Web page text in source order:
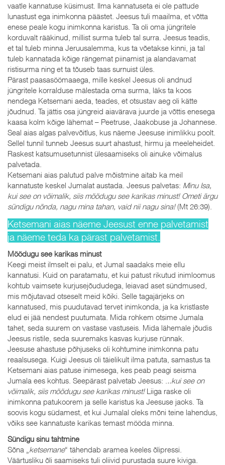
vaatle kannatuse küsimust. Ilma kannatuseta ei ole pattude
lunastust ega inimkonna päästet. Jeesus tuli maailma, et võtta
enese peale kogu inimkonna karistus. Ta oli oma jüngritele
korduvalt rääkinud, millist surma tuleb tal surra. Jeesus teadis,
et tal tuleb minna Jeruusalemma, kus ta võetakse kinni, ja tal
tuleb kannatada kõige rängemat piinamist ja alandavamat
ristisurma ning et ta tõuseb taas surnuist üles.
Pärast paasasöömaaega, mille keskel Jeesus oli andnud
jüngritele korralduse mälestada oma surma, läks ta koos
nendega Ketsemani aeda, teades, et otsustav aeg oli kätte
jõudnud. Ta jättis osa jüngreid aiavärava juurde ja võttis enesega
kaasa kolm kõige lähemat – Peetruse, Jaakobuse ja Johannese.
Seal aias algas palvevõitlus, kus näeme Jeesuse inimlikku poolt.
Sellel tunnil tunneb Jeesus suurt ahastust, hirmu ja meeleheidet.
Raskest katsumusetunnist ülesaamiseks oli ainuke võimalus
palvetada.
Ketsemani aias palutud palve mõistmine aitab ka meil
kannatuste keskel Jumalat austada. Jeesus palvetas: Minu Isa,
kui see on võimalik, siis möödugu see karikas minust! Ometi ärgu
sündigu nõnda, nagu mina tahan, vaid nii nagu sina!(Mt 26:39).
Ketsemani aias näeme Jeesust enne palvetamist
ja näeme teda ka pärast palvetamist.
Möödugu see karikas minust
Keegi meist ilmselt ei palu, et Jumal saadaks meie ellu
kannatusi. Kuid on paratamatu, et kui patust rikutud inimloomus
kohtub vaimsete kurjusejõududega, leiavad aset sündmused,
mis mõjutavad otseselt meid kõiki. Selle tagajärjeks on
kannatused, mis puudutavad tervet inimkonda, ja ka kristlaste
elud ei jää nendest puutumata. Mida rohkem otsime Jumala
tahet, seda suurem on vastase vastuseis. Mida lähemale jõudis
Jeesus ristile, seda suuremaks kasvas kurjuse rünnak.
Jeesuse ahastuse põhjuseks oli kohtumine inimkonna patu
reaalsusega. Kuigi Jeesus oli täielikult ilma patuta, samastus ta
Ketsemani aias patuse inimesega, kes peab peagi seisma
Jumala ees kohtus. Seepärast palvetab Jeesus: . ..kui see on
võimalik, siis möödugu see karikas minust!Liiga raske oli
inimkonna patukoorem ja selle karistus ka Jeesuse jaoks. Ta
soovis kogu südamest, et kui Jumalal oleks mõni teine lahendus,
võiks see kannatuste karikas temast mööda minna.
Sündigu sinu tahtmine
Sõna „ ketsemane“ tähendab aramea keeles õlipressi.
Väärtusliku õli saamiseks tuli oliivid purustada suure kiviga.